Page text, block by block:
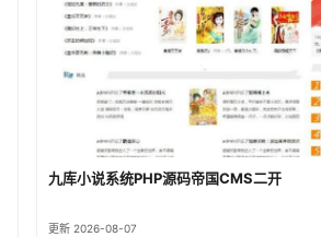
九库小说系统PHP源码帝国CMS二开
更新 2026-08-07